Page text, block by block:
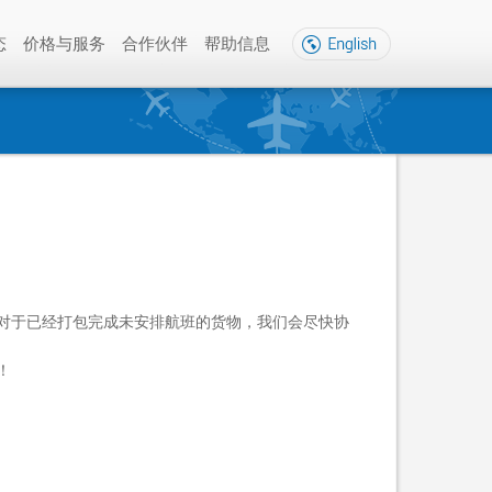
价格与服务 合作伙伴 帮助信息
于已经打包完成未安排航班的货物，我们会尽快协